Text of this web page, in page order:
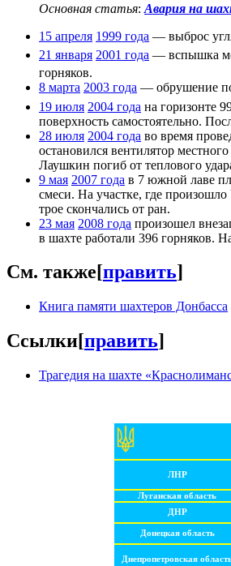
Основная статья: Авария на
15 апреля 1999 года — выброс
21 января 2001 года — вспышка
горняков.
8 марта 2003 года — обрушение
19 июля 2004 года на горизонте
поверхность самостоятельно.
28 июля 2004 года во время
остановился вентилятор
Лаушкин погиб от теплового
9 мая 2007 года в 7 южной лаве
смеси. На участке, где
трое скончались от ран.
23 мая 2008 года произошел
в шахте работали 396 горняков.
См. также[править]
Книга памяти шахтеров Донбасса
Ссылки[править]
Трагедия на шахте
ЛНР
Луганская область
ДНР
Донецкая область
Днепропетровская